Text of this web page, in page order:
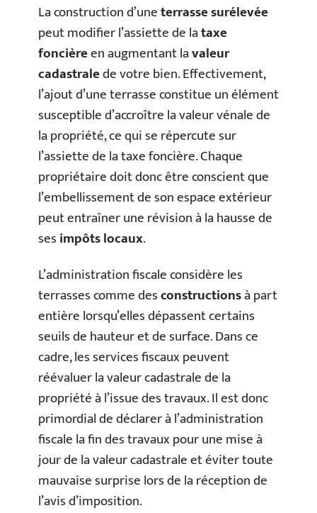
La construction d’uneterrasse surélevée
peut modifier l’assiette de lataxe
foncièreen augmentant lavaleur
cadastralede votre bien. Effectivement,
l’ajout d’une terrasse constitue un élément
susceptible d’accroître la valeur vénale de
la propriété, ce qui se répercute sur
l’assiette de la taxe foncière. Chaque
propriétaire doit donc être conscient que
l’embellissement de son espace extérieur
peut entraîner une révision à la hausse de
sesimpôts locaux.
L’administration fiscale considère les
terrasses comme desconstructionsà part
entière lorsqu’elles dépassent certains
seuils de hauteur et de surface. Dans ce
cadre, les services fiscaux peuvent
réévaluer la valeur cadastrale de la
propriété à l’issue des travaux. Il est donc
primordial de déclarer à l’administration
fiscale la fin des travaux pour une mise à
jour de la valeur cadastrale et éviter toute
mauvaise surprise lors de la réception de
l’avis d’imposition.